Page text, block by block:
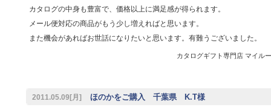
カタログの中身も豊富で、価格以上に満足感が得られます。
メール便対応の商品がもう少し増えればと思います。
また機会があればお世話になりたいと思います。有難うございました。
カタログギフト専門店 マイ
2011.05.09[月] ほのかをご購入 千葉県 K.T様